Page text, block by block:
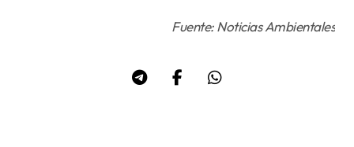
Fuente: Noticias Ambientales